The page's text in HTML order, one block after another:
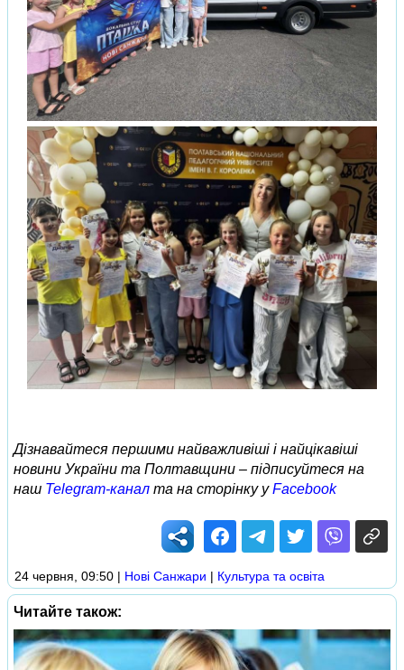
Дізнавайтеся першими найважливіші і найцікавіші
новини України та Полтавщини – підписуйтеся на
наш Telegram-канал та на сторінку уFacebook
24 червня, 09:50 | Нові Cанжари | Культура та освіта
Читайте також: